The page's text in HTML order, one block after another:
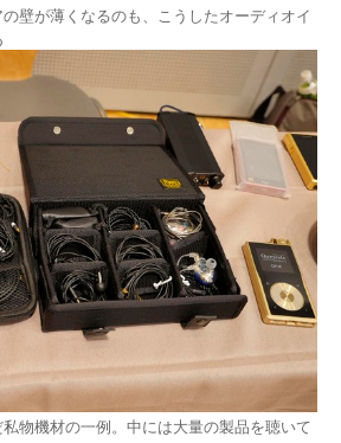
壁が薄くなるのも、こうしたオーディオイ
物機材の一例。中には大量の製品を聴いて